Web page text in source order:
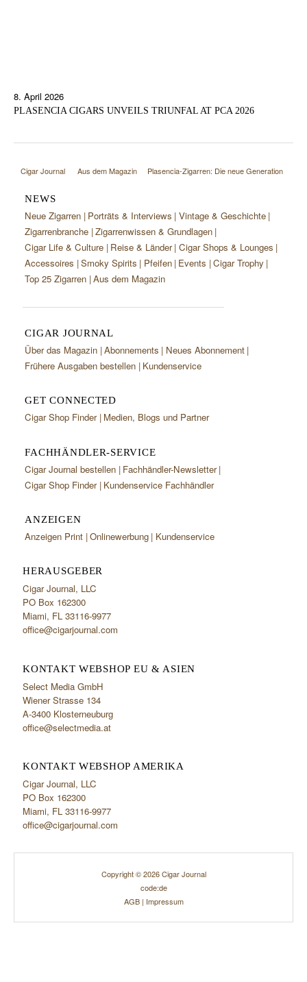
8. April 2026
PLASENCIA CIGARS UNVEILS TRIUNFAL AT PCA 2026
Cigar Journal Aus dem Magazin Plasencia-Zigarren: Die neue Generation
NEWS
Neue Zigarren Porträts & Interviews Vintage & Geschichte
Zigarrenbranche Zigarrenwissen & Grundlagen
Cigar Life & Culture Reise & Länder Cigar Shops & Lounges
Accessoires Smoky Spirits Pfeifen Events Cigar Trophy
Top 25 Zigarren Aus dem Magazin
CIGAR JOURNAL
Über das Magazin Abonnements
Neues Abonnement
Frühere Ausgaben bestellen Kundenservice
GET CONNECTED
Cigar Shop Finder Medien, Blogs und Partner
FACHHÄNDLER-SERVICE
Cigar Journal bestellen Fachhändler-Newsletter
Cigar Shop Finder Kundenservice Fachhändler
ANZEIGEN
Anzeigen Print Onlinewerbung Kundenservice
HERAUSGEBER
Cigar Journal, LLC
PO Box 162300
Miami, FL 33116-9977
office@cigarjournal.com
KONTAKT WEBSHOP EU & ASIEN
Select Media GmbH
Wiener Strasse 134
A-3400 Klosterneuburg
office@selectmedia.at
KONTAKT WEBSHOP AMERIKA
Cigar Journal, LLC
PO Box 162300
Miami, FL 33116-9977
office@cigarjournal.com
Copyright © 2026 Cigar Journal
code:de
AGB| Impressum